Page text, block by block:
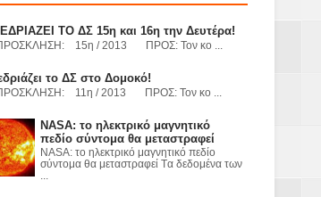
ΤΟ ΔΣ 15η και 16η την Δευτέρα!
15η / 2013 ΠΡΟΣ: Τον κο ...
το ΔΣ στο Δομοκό!
11η / 2013 ΠΡΟΣ: Τον κο ...
NASA: το ηλεκτρικό μαγνητικό
πεδίο σύντομα θα μεταστραφεί
NASA: το ηλεκτρικό μαγνητικό πεδίο
σύντομα θα μεταστραφεί Tα δεδομένα των